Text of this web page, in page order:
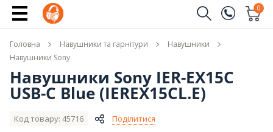
(096)
(044)
0
Ім'я
Телефон
Головна Навушники та гарнітури
Навушники
Навушники Sony
Навушники Sony IER-EX15C
USB-C Blue (IEREX15CL.E)
Код товару: 45716 Поділитися
Купити